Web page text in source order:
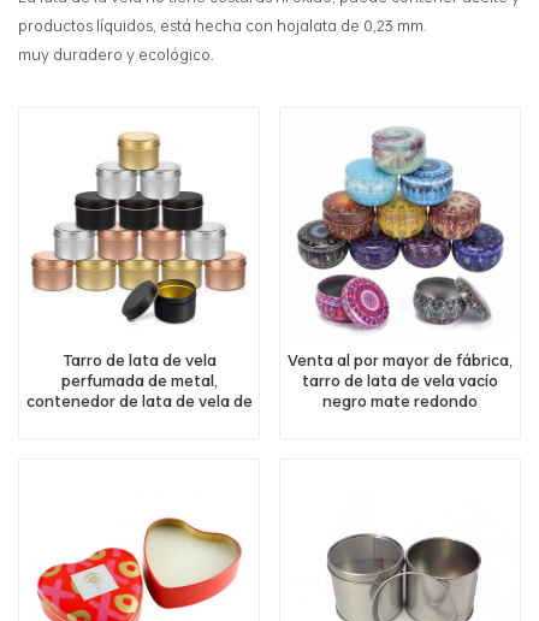
productos líquidos, está hecha con hojalata de 0,23 mm.
muy duradero y ecológico.
Tarro de lata de vela
perfumada de metal,
contenedor de lata de vela de
Venta al por mayor de fábrica,
tarro de lata de vela vacío
negro mate redondo